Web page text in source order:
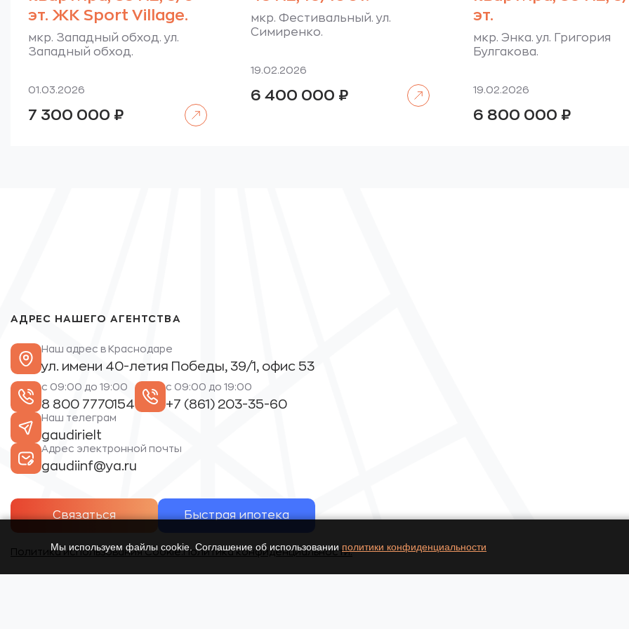
эт. ЖК Sport Village.
мкр. Западный обход. ул.
Западный обход.
01.03.2026
7 300 000 ₽
мкр. Фестивальный. ул.
Симиренко.
19.02.2026
6 400 000 ₽
эт.
мкр. Энка. ул. Григория
Булгакова.
19.02.2026
6 800 000 ₽
АДРЕС НАШЕГО АГЕНТСТВА
Наш адрес в Краснодаре
ул. имени 40-летия Победы, 39/1, офис 53
с 09:00 до 19:00
8 800 7770154
с 09:00 до 19:00
+7 (861) 203-35-60
Наш телеграм
gaudirielt
Адрес электронной почты
gaudiinf@ya.ru
Связаться Быстрая ипотека
Политика использования Cookie.Политика конфиденциальности.
Мы используем файлы cookie. Соглашение об использовании политики конфиденциальности